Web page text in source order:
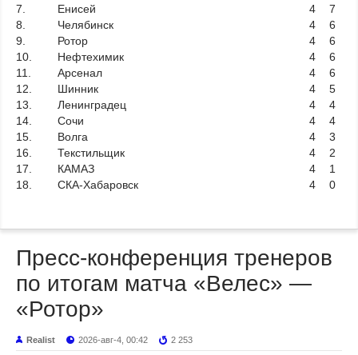
7.
Енисей 4
7
8.
Челябинск 4
6
9.
Ротор 4
6
10.
Нефтехимик 4
6
11.
Арсенал 4
6
12.
Шинник 4
5
13.
Ленинградец 4
4
14.
Сочи 4
4
15.
Волга 4
3
16.
Текстильщик 4
2
17.
КАМАЗ 4
1
18.
СКА-Хабаровск 4 0
Пресс-конференция тренеров
по итогам матча «Велес» —
«Ротор»
Realist 2026-авг-4, 00:42 2 253